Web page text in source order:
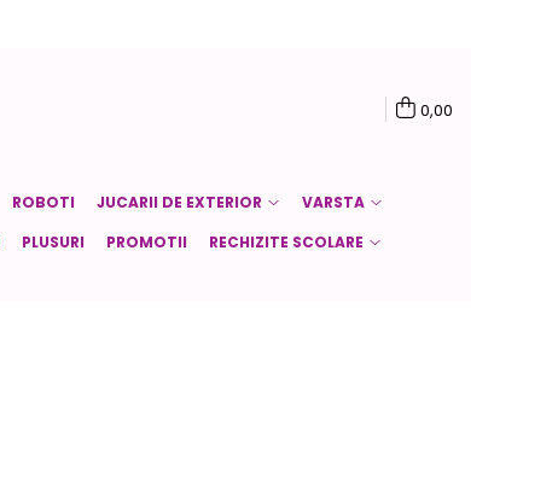
0,00
ROBOTI JUCARII DE EXTERIOR
VARSTA
PLUSURI PROMOTII
RECHIZITE SCOLARE